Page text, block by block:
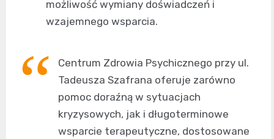
możliwość wymiany doświadczeń i
wzajemnego wsparcia.
Centrum Zdrowia Psychicznego przy ul.
Tadeusza Szafrana oferuje zarówno
pomoc doraźną w sytuacjach
kryzysowych, jak i długoterminowe
wsparcie terapeutyczne, dostosowane